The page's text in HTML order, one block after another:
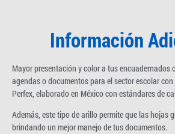
Información
Mayor presentación y color a tus encuadernados
agendas o documentos para el sector escolar
Perfex, elaborado en México con estándares de
Además, este tipo de arillo permite que las hojas
brindando un mejor manejo de tus documentos.